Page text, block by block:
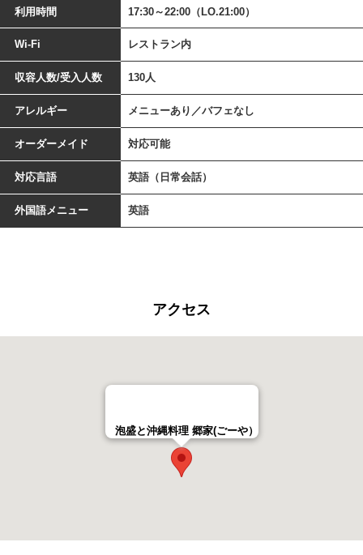
利用時間 17:30～22:00（LO.21:00）
Wi-Fi レストラン内
収容人数/受入人数 130人
アレルギー メニューあり／バフェなし
オーダーメイド 対応可能
対応言語 英語（日常会話）
外国語メニュー 英語
アクセス
泡盛と沖縄料理 郷家(ごーや）